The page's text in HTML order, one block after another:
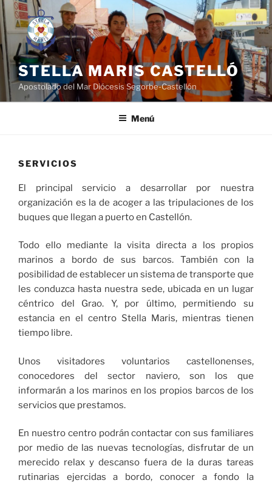
Saltar
al
contenido
STELLA MARIS CASTELLÓ
Apostolado del Mar Diócesis Segorbe-Castellón
Menú
SERVICIOS
El principal servicio a desarrollar por nuestra
organización es la de acoger a las tripulaciones de los
buques que llegan a puerto en Castellón.
Todo ello mediante la visita directa a los propios
marinos a bordo de sus barcos. También con la
posibilidad de establecer un sistema de transporte que
les conduzca hasta nuestra sede, ubicada en un lugar
céntrico del Grao. Y, por último, permitiendo su
estancia en el centro Stella Maris, mientras tienen
tiempo libre.
Unos visitadores voluntarios castellonenses,
conocedores del sector naviero, son los que
informarán a los marinos en los propios barcos de los
servicios que prestamos.
En nuestro centro podrán contactar con sus familiares
por medio de las nuevas tecnologías, disfrutar de un
merecido relax y descanso fuera de la duras tareas
rutinarias ejercidas a bordo, conocer a fondo la